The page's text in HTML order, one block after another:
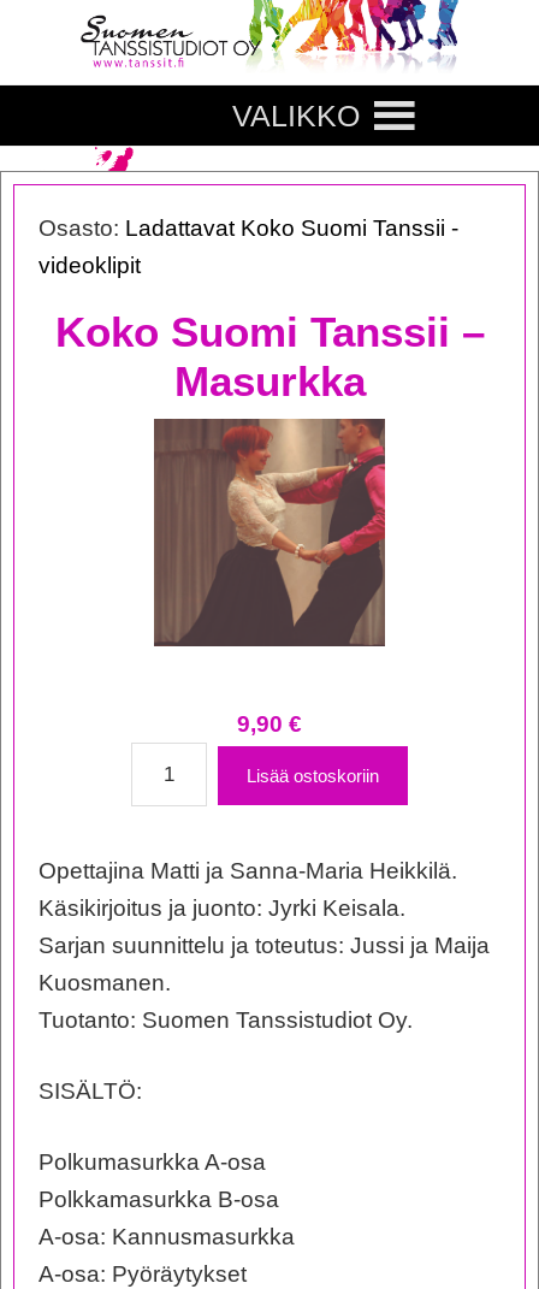
VALIKKO
Osasto: Ladattavat Koko Suomi Tanssii -
videoklipit
Koko Suomi Tanssii –
Masurkka
9,90 €
-
Masurkka
määrä
Lisää ostoskoriin
Opettajina Matti ja Sanna-Maria Heikkilä.
Käsikirjoitus ja juonto: Jyrki Keisala.
Sarjan suunnittelu ja toteutus: Jussi ja Maija
Kuosmanen.
Tuotanto: Suomen Tanssistudiot Oy.
SISÄLTÖ:
Polkumasurkka A-osa
Polkkamasurkka B-osa
A-osa: Kannusmasurkka
A-osa: Pyöräytykset